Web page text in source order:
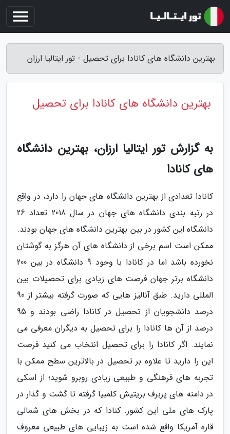
بهترین دانشگاه های کانادا برای تحصیل - تور ایتالیا ارزان
بهترین دانشگاه های کانادا برای تحصیل
به گزارش تور ایتالیا ارزان، بهترین دانشگاه
های کانادا
کانادا تعدادی از بهترین دانشگاه های جهان را دارد، در واقع
در رتبه بندی دانشگاه های جهان در سال 2018 تعداد 26
دانشگاه این کشور در بین بهترین دانشگاه های جهان بودند.
ممکن است اسم برخی از دانشگاه های آن هرگز به گوشتان
نخورده باشد اما در کانادا با وجود 9 دانشگاه در بین 200
دانشگاه برتر جهان فرصت های زیادی برای تحصیلات بین
المللی دارید. طبق آنالیز هایی که صورت گرفته بیشتر از 90
درصد دانشجویان از تحصیل در کانادا راضی بودند و 95
درصد از آن ها کانادا را برای تحصیل به دیگران معرفی می
نمایند. اگر کانادا را برای تحصیل انتخاب می کنید فرصت
این را دارید تا علاوه بر تحصیل در بالاترین سطح ممکن با
تجربه های فرهنگی و طبیعی زیادی روبرو شوید؛ از اسکی
در دامنه های پربرف بریتیش کلمبیا گرفته تا گشت و گذار در
پارک های ملی این کشور. کنادا که در بخش های شمالی
قاره آمریکا واقع شده است به زیبایی های طبیعی معروف